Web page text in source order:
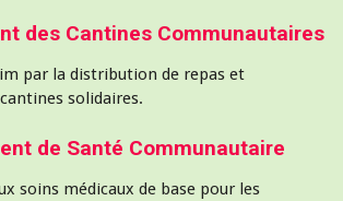
des Cantines Communautaires
par la distribution de repas et
solidaires.
de Santé Communautaire
soins médicaux de base pour les